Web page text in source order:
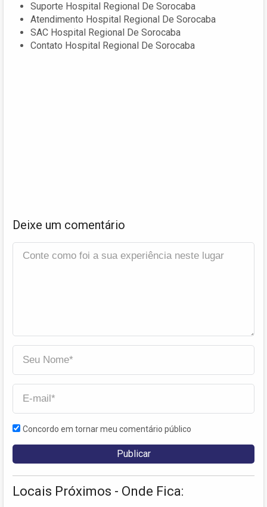
Suporte Hospital Regional De Sorocaba
Atendimento Hospital Regional De Sorocaba
SAC Hospital Regional De Sorocaba
Contato Hospital Regional De Sorocaba
Deixe um comentário
Concordo em tornar meu comentário público
Locais Próximos - Onde Fica: